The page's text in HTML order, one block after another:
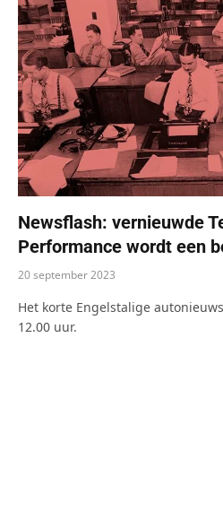
Newsflash: vernieuwde
Performance wordt een
20 september 2023
Het korte Engelstalige
12.00 uur.